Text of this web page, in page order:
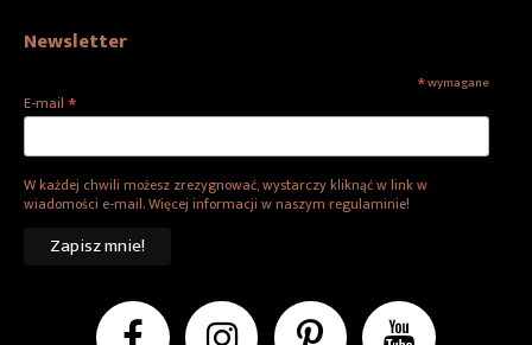
Newsletter
*wymagane
E-mail *
W każdej chwili możesz zrezygnować, wystarczy kliknąć w link w
wiadomości e-mail. Więcej informacji w naszym regulaminie!